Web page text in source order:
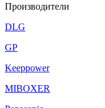
Производители
DLG
GP
Keeppower
MIBOXER